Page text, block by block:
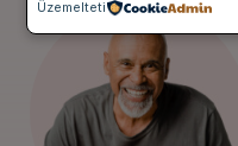
Üzemelteti